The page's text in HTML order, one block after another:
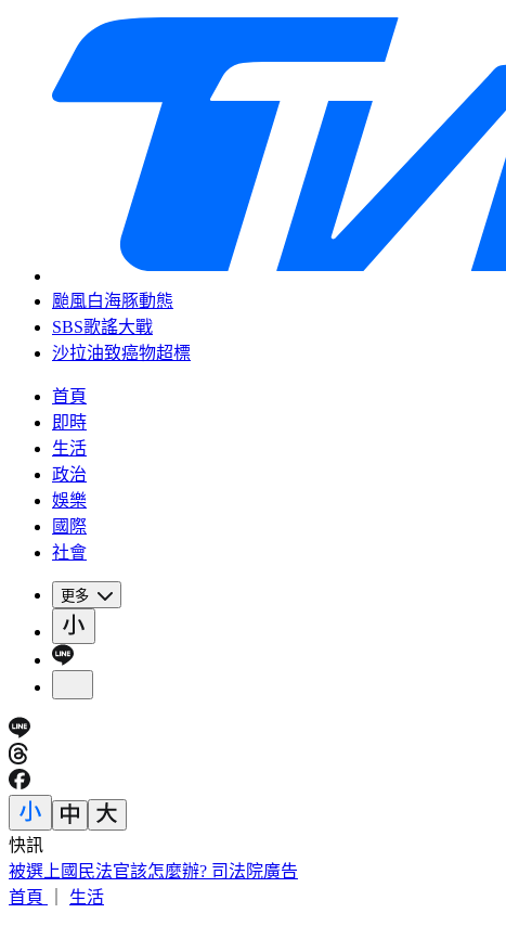
颱風白海豚動態
SBS歌謠大戰
沙拉油致癌物超標
首頁
即時
生活
政治
娛樂
國際
社會
更多
快訊
IU無預警召喚前男友 韓網替「她」心疼：很不舒服
首頁
生活